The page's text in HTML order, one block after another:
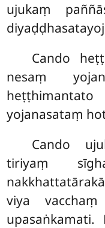
ujukaṃ
Cando
nesaṃ
heṭṭhimantato
yojanasataṃ
Cando
tiriyaṃ
viya